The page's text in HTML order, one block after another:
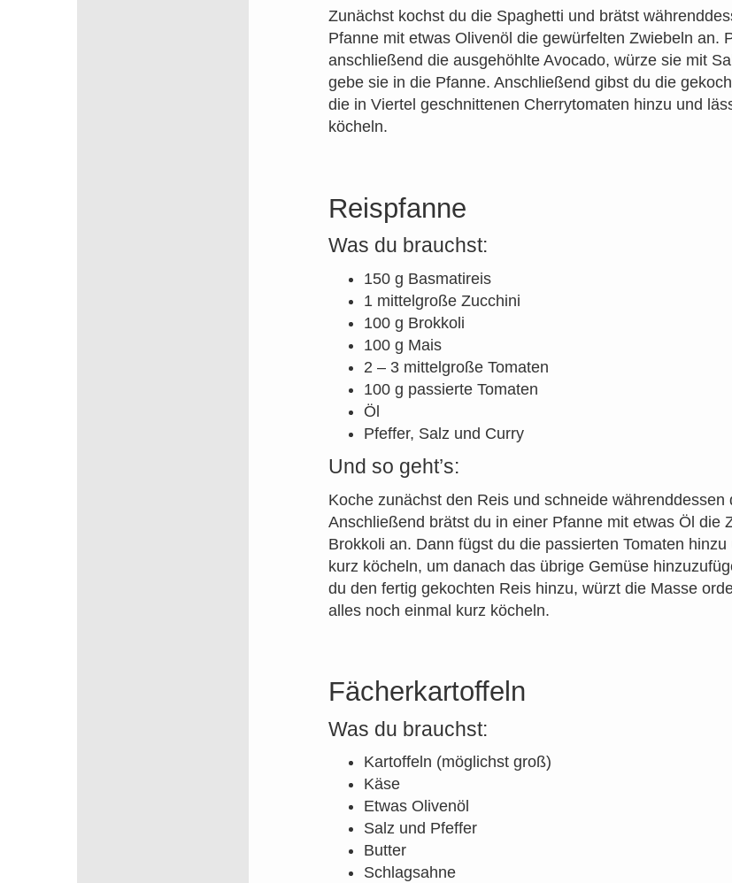
Zunächst kochst du die Spaghetti und brätst
Pfanne mit etwas Olivenöl die gewürfelten Zwiebeln an.
anschließend die ausgehöhlte Avocado, würze sie mit
gebe sie in die Pfanne. Anschließend gibst du die
die in Viertel geschnittenen Cherrytomaten hinzu und
köcheln.
Reispfanne
Was du brauchst:
150 g Basmatireis
1 mittelgroße Zucchini
100 g Brokkoli
100 g Mais
2 – 3 mittelgroße Tomaten
100 g passierte Tomaten
Öl
Pfeffer, Salz und Curry
Und so geht’s:
Koche zunächst den Reis und schneide währenddessen
Anschließend brätst du in einer Pfanne mit etwas Öl die
Brokkoli an. Dann fügst du die passierten Tomaten
kurz köcheln, um danach das übrige Gemüse
du den fertig gekochten Reis hinzu, würzt die Masse
alles noch einmal kurz köcheln.
Fächerkartoffeln
Was du brauchst:
Kartoffeln (möglichst groß)
Käse
Etwas Olivenöl
Salz und Pfeffer
Butter
Schlagsahne